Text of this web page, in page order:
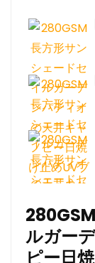
ルガー
ピー日